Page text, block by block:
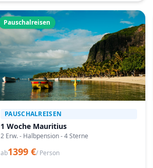
Pauschalreisen
PAUSCHALREISEN
1 Woche Mauritius
2 Erw. - Halbpension - 4 Sterne
ab1399 €/ Person